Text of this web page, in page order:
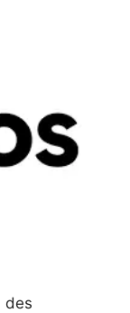
des